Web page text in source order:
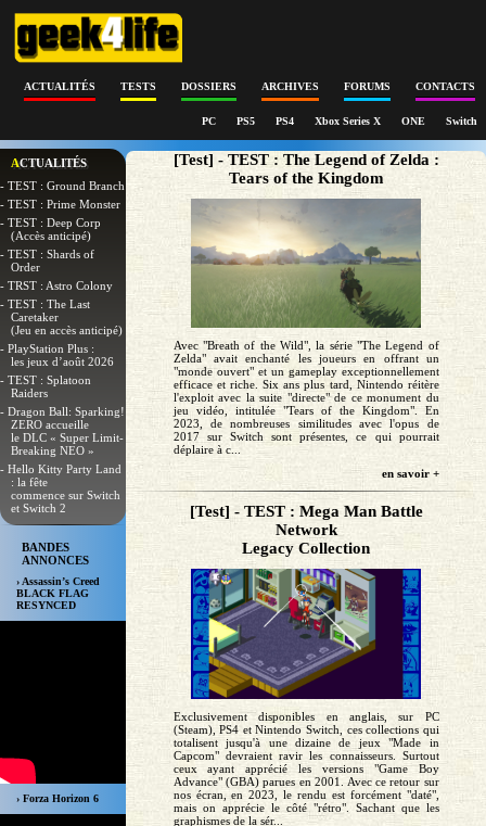
ACTUALITÉS TESTS DOSSIERS ARCHIVES FORUMS CONTACTS
PC PS5 PS4 Xbox Series X ONE Switch
ACTUALITÉS
- TEST : Ground Branch
- TEST : Prime Monster
- TEST : Deep Corp
(Accès anticipé)
- TEST : Shards of
Order
- TRST : Astro Colony
- TEST : The Last
Caretaker
(Jeu en accès anticipé)
- PlayStation Plus :
les jeux d’août 2026
- TEST : Splatoon
Raiders
- Dragon Ball: Sparking!
ZERO accueille
le DLC « Super Limit-
Breaking NEO »
- Hello Kitty Party Land
: la fête
commence sur Switch
et Switch 2
BANDES
ANNONCES
› Assassin’s Creed
BLACK FLAG
RESYNCED
› Forza Horizon 6
[Test] - TEST : The Legend of Zelda :
Tears of the Kingdom
Avec "Breath of the Wild", la série "The Legend of
Zelda" avait enchanté les joueurs en offrant un
"monde ouvert" et un gameplay exceptionnellement
efficace et riche. Six ans plus tard, Nintendo réitère
l'exploit avec la suite "directe" de ce monument du
jeu vidéo, intitulée "Tears of the Kingdom". En
2023, de nombreuses similitudes avec l'opus de
2017 sur Switch sont présentes, ce qui pourrait
déplaire à c...
en savoir +
[Test] - TEST : Mega Man Battle
Network
Legacy Collection
Exclusivement disponibles en anglais, sur PC
(Steam), PS4 et Nintendo Switch, ces collections qui
totalisent jusqu'à une dizaine de jeux "Made in
Capcom" devraient ravir les connaisseurs. Surtout
ceux ayant apprécié les versions "Game Boy
Advance" (GBA) parues en 2001. Avec ce retour sur
nos écran, en 2023, le rendu est forcément "daté",
mais on apprécie le côté "rétro". Sachant que les
graphismes de la sér...